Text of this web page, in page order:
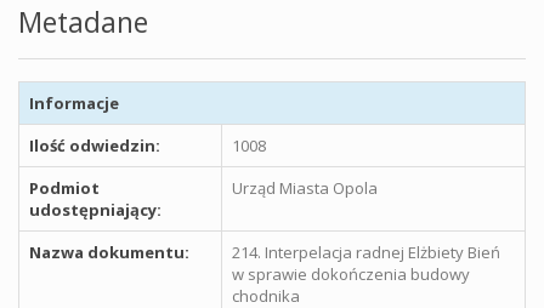
Metadane
Informacje
Ilość odwiedzin:
1008
Podmiot
udostępniający:
Urząd Miasta Opola
Nazwa dokumentu:
214. Interpelacja radnej Elżbiety Bień
w sprawie dokończenia budowy
chodnika